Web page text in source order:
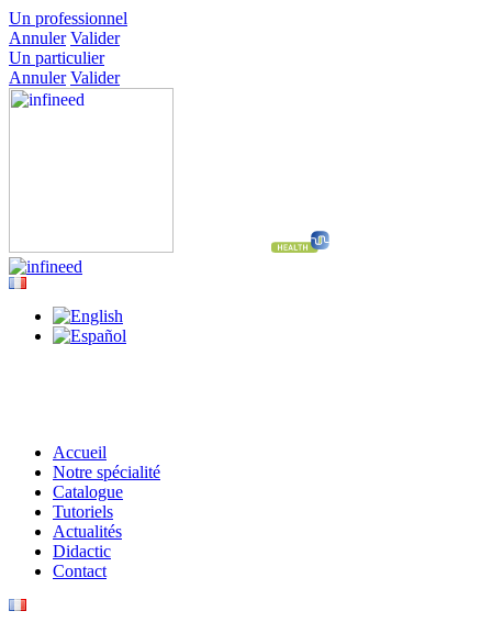
Un professionnel
Annuler Valider
Un particulier
Annuler Valider
Accueil
Notre spécialité
Catalogue
Tutoriels
Actualités
Didactic
Contact